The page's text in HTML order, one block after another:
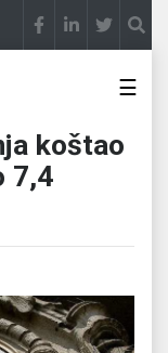
pretvara u destinaciju
☰
koštao
7,4